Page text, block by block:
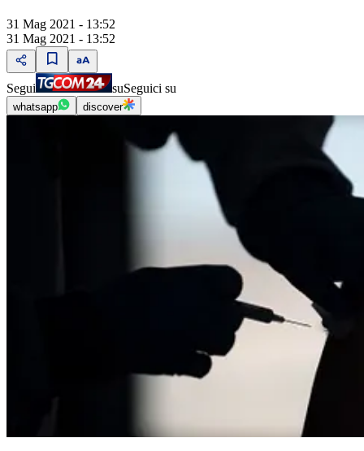
31 Mag 2021 - 13:52
31 Mag 2021 - 13:52
Segui suSeguici su
whatsapp discover